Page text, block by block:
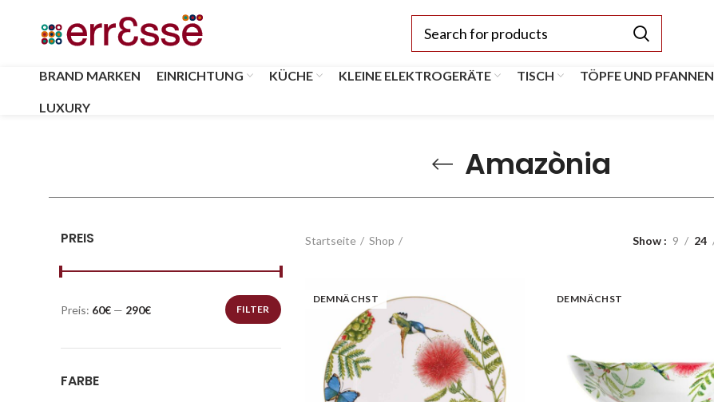
BRAND MARKEN EINRICHTUNG KÜCHE KLEINE ELEKTROGERÄTE TISCH TÖPFE UND PFANNEN
LUXURY
Amazònia
PREIS
FILTER
Preis: 60€ — 290€
FARBE
Startseite Shop Show 9 24
DEMNÄCHST DEMNÄCHST